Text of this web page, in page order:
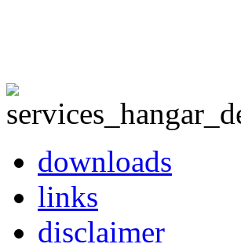
downloads
links
disclaimer